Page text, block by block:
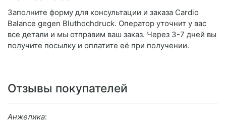
Заполните форму для консультации и заказа Cardio
Balance gegen Bluthochdruck. Оператор уточнит у вас
все детали и мы отправим ваш заказ. Через 3-7 дней вы
получите посылку и оплатите её при получении.
Отзывы покупателей
Анжелика: